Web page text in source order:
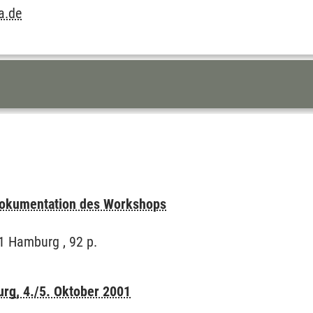
des Workshops
Hamburg , 92 p.
4./5. Oktober 2001